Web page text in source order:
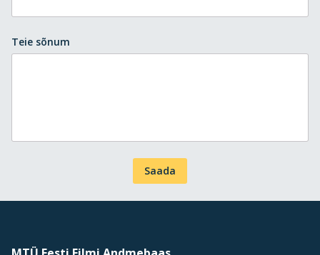
Teie sõnum
Saada